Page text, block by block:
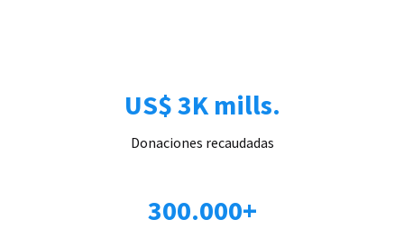
US$ 3K mills.
Donaciones recaudadas
300.000+